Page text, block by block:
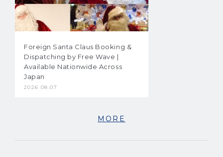
Foreign Santa Claus Booking &
Dispatching by Free Wave |
Available Nationwide Across
Japan
2026 08.07
MORE